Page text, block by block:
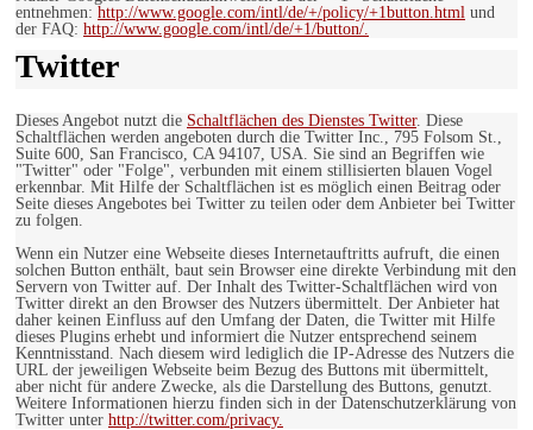
entnehmen: http://www.google.com/intl/de/+/policy/+1button.html und
der FAQ: http://www.google.com/intl/de/+1/button/.
Twitter
Dieses Angebot nutzt die Schaltflächen des Dienstes Twitter. Diese
Schaltflächen werden angeboten durch die Twitter Inc., 795 Folsom St.,
Suite 600, San Francisco, CA 94107, USA. Sie sind an Begriffen wie
"Twitter" oder "Folge", verbunden mit einem stillisierten blauen Vogel
erkennbar. Mit Hilfe der Schaltflächen ist es möglich einen Beitrag oder
Seite dieses Angebotes bei Twitter zu teilen oder dem Anbieter bei Twitter
zu folgen.
Wenn ein Nutzer eine Webseite dieses Internetauftritts aufruft, die einen
solchen Button enthält, baut sein Browser eine direkte Verbindung mit den
Servern von Twitter auf. Der Inhalt des Twitter-Schaltflächen wird von
Twitter direkt an den Browser des Nutzers übermittelt. Der Anbieter hat
daher keinen Einfluss auf den Umfang der Daten, die Twitter mit Hilfe
dieses Plugins erhebt und informiert die Nutzer entsprechend seinem
Kenntnisstand. Nach diesem wird lediglich die IP-Adresse des Nutzers die
URL der jeweiligen Webseite beim Bezug des Buttons mit übermittelt,
aber nicht für andere Zwecke, als die Darstellung des Buttons, genutzt.
Weitere Informationen hierzu finden sich in der Datenschutzerklärung von
Twitter unter http://twitter.com/privacy.